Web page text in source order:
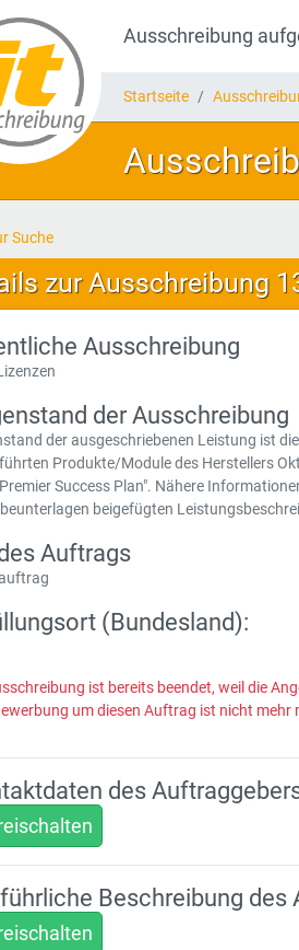
Ausschreibung
Startseite
Suche
zur Ausschreibung
Ausschreibung
der Ausschreibung
der ausgeschriebenen Leistung ist
Produkte/Module des Herstellers
Success Plan". Nähere
beigefügten
Auftrags
(Bundesland):
ist bereits beendet, weil die
um diesen Auftrag ist nicht mehr
des
Beschreibung des